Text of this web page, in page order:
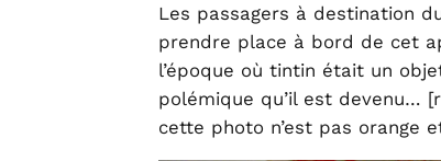
Les passagers à destination
prendre place à bord de cet
l’époque où tintin était un
polémique qu’il est devenu…
cette photo n’est pas orange